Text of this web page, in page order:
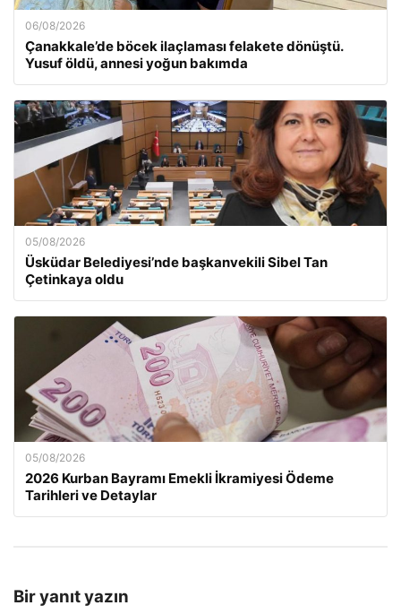
06/08/2026
Çanakkale’de böcek ilaçlaması felakete dönüştü.
Yusuf öldü, annesi yoğun bakımda
05/08/2026
Üsküdar Belediyesi’nde başkanvekili Sibel Tan
Çetinkaya oldu
05/08/2026
2026 Kurban Bayramı Emekli İkramiyesi Ödeme
Tarihleri ve Detaylar
Bir yanıt yazın